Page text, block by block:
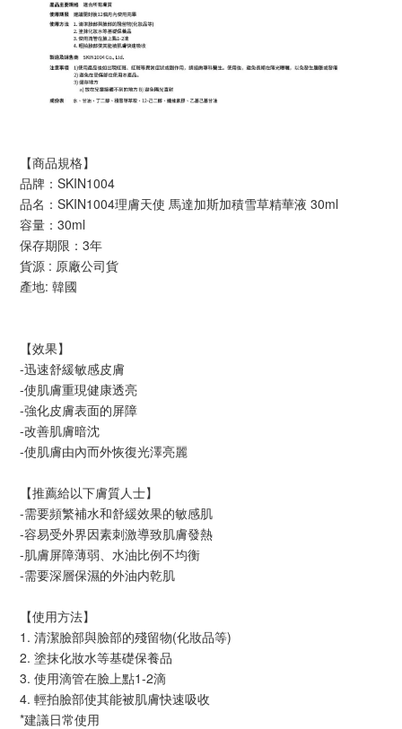
【商品規格】
品牌：SKIN1004
品名：SKIN1004理膚天使 馬達加斯加積雪草精華液 30ml
容量：30ml
保存期限：3年
貨源 : 原廠公司貨
產地: 韓國
【效果】
-迅速舒緩敏感皮膚
-使肌膚重現健康透亮
-強化皮膚表面的屏障
-改善肌膚暗沈
-使肌膚由內而外恢復光澤亮麗
【推薦給以下膚質人士】
-需要頻繁補水和舒緩效果的敏感肌
-容易受外界因素刺激導致肌膚發熱
-肌膚屏障薄弱、水油比例不均衡
-需要深層保濕的外油内乾肌
【使用方法】
1. 清潔臉部與臉部的殘留物(化妝品等)
2. 塗抹化妝水等基礎保養品
3. 使用滴管在臉上點1-2滴
4. 輕拍臉部使其能被肌膚快速吸收
*建議日常使用